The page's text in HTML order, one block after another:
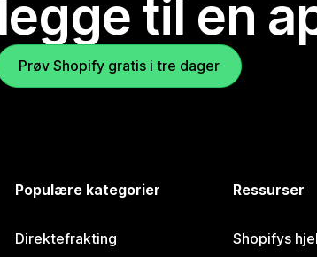
til en
Prøv Shopify gratis i tre dager
Populære kategorier
Direktefrakting
Ressurser
Shopifys